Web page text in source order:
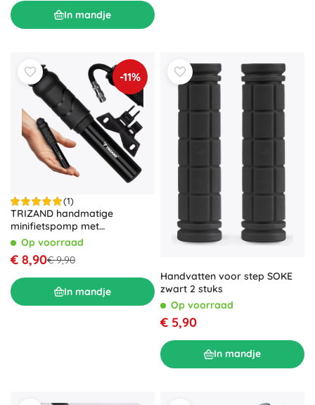
In mandje
-11%
(1)
TRIZAND handmatige
minifietspomp met
framehouder, compacte
aluminium constructie, 7 bar
Op voorraad
€ 8,90€ 9,90
In mandje
Handvatten voor step SOKE
zwart 2 stuks
Op voorraad
€ 5,90
In mandje